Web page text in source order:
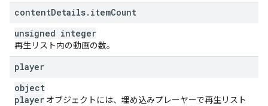
contentDetails. itemCount
unsigned integer
再生リスト内の動画の数。
player
object
player オブジェクトには、埋め込みプレーヤーで再生リスト